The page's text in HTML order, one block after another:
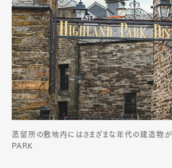
蒸留所の敷地内にはさまざまな年代の建造
PARK